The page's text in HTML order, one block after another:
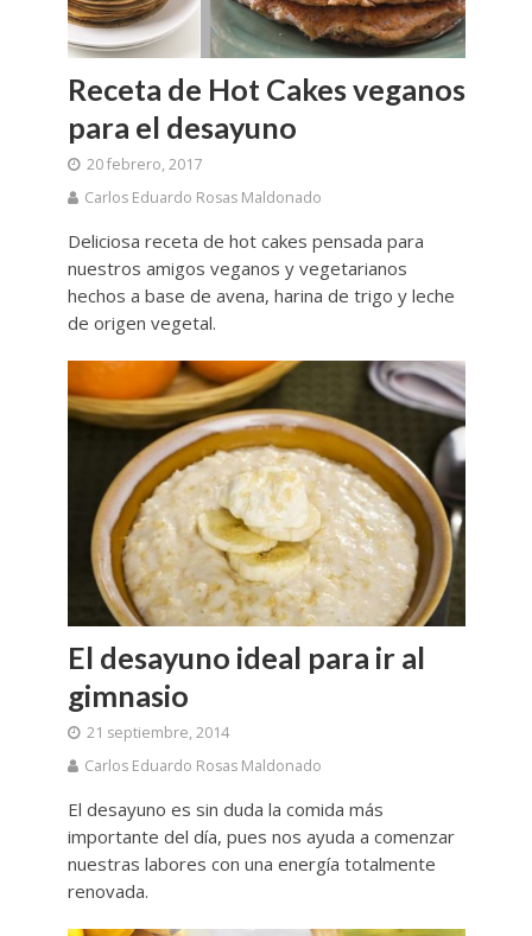
Receta de Hot Cakes veganos
para el desayuno
20 febrero, 2017
Carlos Eduardo Rosas Maldonado
Deliciosa receta de hot cakes pensada para
nuestros amigos veganos y vegetarianos
hechos a base de avena, harina de trigo y leche
de origen vegetal.
El desayuno ideal para ir al
gimnasio
21 septiembre, 2014
Carlos Eduardo Rosas Maldonado
El desayuno es sin duda la comida más
importante del día, pues nos ayuda a comenzar
nuestras labores con una energía totalmente
renovada.